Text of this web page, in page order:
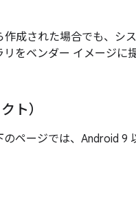
成された場合でも、シ
をベンダー イメージに
ト）
ページでは、Android 9